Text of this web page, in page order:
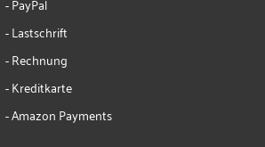
- Lastschrift
- Rechnung
- Kreditkarte
- Amazon Payments